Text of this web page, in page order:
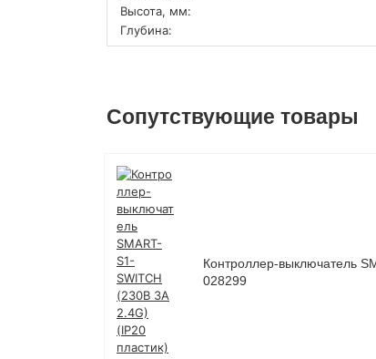
Высота, мм:
Глубина:
Сопутствующие товары
Контроллер-выключатель
028299